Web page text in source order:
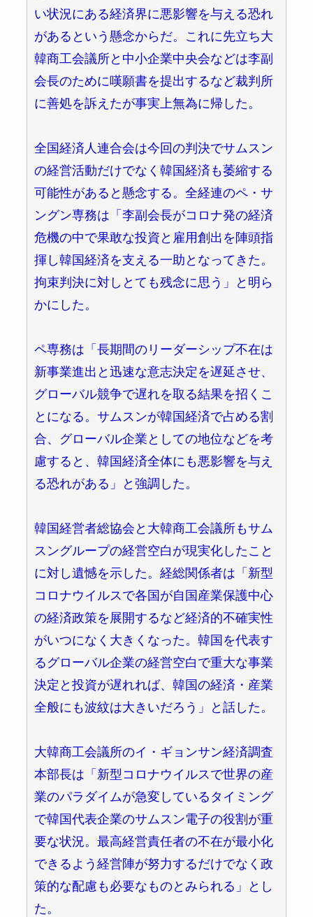
い状況にある経済界に悪影響を与える恐れ
があるという懸念からだ。これに先立ち大
韓商工会議所と中小企業中央会などは李副
会長のために嘆願書を提出するなど裁判所
に善処を訴えたが事実上無為に帰した。
全国経済人連合会は今回の判決でサムスン
の経営活動だけでなく韓国経済も萎縮する
可能性があると懸念する。全経連のペ・サ
ングン専務は「李副会長がコロナ発の経済
危機の中で果敢な投資と雇用創出を陣頭指
揮し韓国経済を支える一助となってきた。
拘束判決に対しとても残念に思う」と明ら
かにした。
ペ専務は「長期間のリーダーシップ不在は
新事業進出と迅速な意志決定を遅延させ、
グローバル競争で遅れを取る結果を招くこ
とになる。サムスンが韓国経済で占める割
合、グローバル企業としての地位などを考
慮すると、韓国経済全体にも悪影響を与え
る恐れがある」と強調した。
韓国経営者総協会と大韓商工会議所もサム
スングループの経営空白が現実化したこと
に対し遺憾を示した。経総関係者は「新型
コロナウイルスで各国が自国産業保護中心
の経済政策を展開するなど経済的不確実性
がいつになく大きくなった。韓国を代表す
るグローバル企業の経営空白で重大な事業
決定と投資が遅れれば、韓国の経済・産業
全般にも波紋は大きいだろう」と話した。
大韓商工会議所のイ・ギョンサン経済調査
本部長は「新型コロナウイルスで世界の産
業のパラダイムが急変しているタイミング
で韓国代表企業のサムスン電子の役割が重
要な状況。最高経営責任者の不在が最小化
できるよう経営陣が努力するだけでなく政
策的な配慮も必要なものとみられる」とし
た。